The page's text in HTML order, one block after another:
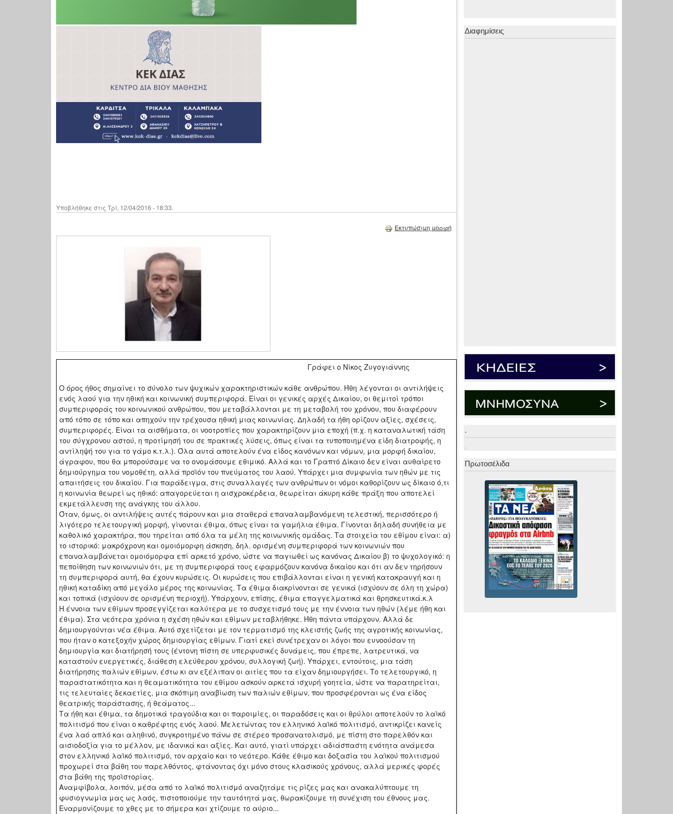
Υποβλήθηκε στις Τρί, 12/04/2016 - 18:33.
Εκτυπώσιμη μορφή
Γράφει ο Νίκος Ζυγογιάννης
Ο όρος ήθος σημαίνει το σύνολο των ψυχικών χαρακτηριστικών κάθε ανθρώπου. Ήθη λέγονται οι αντιλήψεις
ενός λαού για την ηθική και κοινωνική συμπεριφορά. Είναι οι γενικές αρχές Δικαίου, οι θεμιτοί τρόποι
συμπεριφοράς του κοινωνικού ανθρώπου, που μεταβάλλονται με τη μεταβολή του χρόνου, που διαφέρουν
από τόπο σε τόπο και απηχούν την τρέχουσα ηθική μιας κοινωνίας. Δηλαδή τα ήθη ορίζουν αξίες, σχέσεις,
συμπεριφορές. Είναι τα αισθήματα, οι νοοτροπίες που χαρακτηρίζουν μια εποχή (π.χ. η καταναλωτική τάση
του σύγχρονου αστού, η προτίμησή του σε πρακτικές λύσεις, όπως είναι τα τυποποιημένα είδη διατροφής, η
αντίληψή του για το γάμο κ.τ.λ.). Όλα αυτά αποτελούν ένα είδος κανόνων και νόμων, μια μορφή δικαίου,
άγραφου, που θα μπορούσαμε να το ονομάσουμε εθιμικό. Αλλά και το Γραπτό Δίκαιο δεν είναι αυθαίρετο
δημιούργημα του νομοθέτη, αλλά προϊόν του πνεύματος του λαού. Υπάρχει μια συμφωνία των ηθών με τις
απαιτήσεις του δικαίου. Για παράδειγμα, στις συναλλαγές των ανθρώπων οι νόμοι καθορίζουν ως δίκαιο ό,τι
η κοινωνία θεωρεί ως ηθικό: απαγορεύεται η αισχροκέρδεια, θεωρείται άκυρη κάθε πράξη που αποτελεί
εκμετάλλευση της ανάγκης του άλλου.
Όταν, όμως, οι αντιλήψεις αυτές πάρουν και μια σταθερά επαναλαμβανόμενη τελεστική, περισσότερο ή
λιγότερο τελετουργική μορφή, γίνονται έθιμα, όπως είναι τα γαμήλια έθιμα. Γίνονται δηλαδή συνήθεια με
καθολικό χαρακτήρα, που τηρείται από όλα τα μέλη της κοινωνικής ομάδας. Τα στοιχεία του εθίμου είναι: α)
το ιστορικό: μακρόχρονη και ομοιόμορφη άσκηση, δηλ. ορισμένη συμπεριφορά των κοινωνιών που
επαναλαμβάνεται ομοιόμορφα επί αρκετό χρόνο, ώστε να παγιωθεί ως κανόνας Δικαίου β) το ψυχολογικό: η
πεποίθηση των κοινωνιών ότι, με τη συμπεριφορά τους εφαρμόζουν κανόνα δικαίου και ότι αν δεν τηρήσουν
τη συμπεριφορά αυτή, θα έχουν κυρώσεις. Οι κυρώσεις που επιβάλλονται είναι η γενική κατακραυγή και η
ηθική καταδίκη από μεγάλο μέρος της κοινωνίας. Τα έθιμα διακρίνονται σε γενικά (ισχύουν σε όλη τη χώρα)
και τοπικά (ισχύουν σε ορισμένη περιοχή). Υπάρχουν, επίσης, έθιμα επαγγελματικά και θρησκευτικά.κ.λ
Η έννοια των εθίμων προσεγγίζεται καλύτερα με το συσχετισμό τους με την έννοια των ηθών (λέμε ήθη και
έθιμα). Στα νεότερα χρόνια η σχέση ηθών και εθίμων μεταβλήθηκε. Ήθη πάντα υπάρχουν. Αλλά δε
δημιουργούνται νέα έθιμα. Αυτό σχετίζεται με τον τερματισμό της κλειστής ζωής της αγροτικής κοινωνίας,
που ήταν ο κατεξοχήν χώρος δημιουργίας εθίμων. Γιατί εκεί συνέτρεχαν οι λόγοι που ευνοούσαν τη
δημιουργία και διατήρησή τους (έντονη πίστη σε υπερφυσικές δυνάμεις, που έπρεπε, λατρευτικά, να
καταστούν ευεργετικές, διάθεση ελεύθερου χρόνου, συλλογική ζωή). Υπάρχει, εντούτοις, μια τάση
διατήρησης παλιών εθίμων, έστω κι αν εξέλιπαν οι αιτίες που τα είχαν δημιουργήσει. Το τελετουργικό, η
παραστατικότητα και η θεαματικότητα του εθίμου ασκούν αρκετά ισχυρή γοητεία, ώστε να παρατηρείται,
τις τελευταίες δεκαετίες, μια σκόπιμη αναβίωση των παλιών εθίμων, που προσφέρονται ως ένα είδος
θεατρικής παράστασης, ή θεάματος...
Τα ήθη και έθιμα, τα δημοτικά τραγούδια και οι παροιμίες, οι παραδόσεις και οι θρύλοι αποτελούν το λαϊκό
πολιτισμό που είναι ο καθρέφτης ενός λαού. Μελετώντας τον ελληνικό λαϊκό πολιτισμό, αντικρίζει κανείς
ένα λαό απλό και αληθινό, συγκροτημένο πάνω σε στέρεο προσανατολισμό, με πίστη στο παρελθόν και
αισιοδοξία για το μέλλον, με ιδανικά και αξίες. Και αυτό, γιατί υπάρχει αδιάσπαστη ενότητα ανάμεσα
στον ελληνικό λαϊκό πολιτισμό, τον αρχαίο και το νεότερο. Κάθε έθιμο και δοξασία του λαϊκού πολιτισμού
προχωρεί στα βάθη του παρελθόντος, φτάνοντας όχι μόνο στους κλασικούς χρόνους, αλλά μερικές φορές
στα βάθη της προϊστορίας.
Αναμφίβολα, λοιπόν, μέσα από το λαϊκό πολιτισμό αναζητάμε τις ρίζες μας και ανακαλύπτουμε τη
φυσιογνωμία μας ως λαός, πιστοποιούμε την ταυτότητά μας, θωρακίζουμε τη συνέχιση του έθνους μας.
Εναρμονίζουμε το χθες με το σήμερα και χτίζουμε το αύριο...
Διαφημίσεις
.
.
Πρωτοσέλιδα